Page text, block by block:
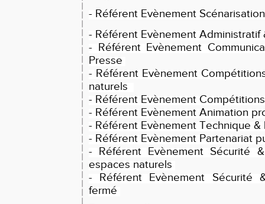
- Référent Evènement
- Référent Evènement
- Référent Evènement
Presse
- Référent Evènement
naturels
- Référent Evènement
- Référent Evènement Animation
- Référent Evènement Technique
- Référent Evènement Partenariat
- Référent Evènement Sécurité
espaces naturels
- Référent Evènement Sécurité
fermé